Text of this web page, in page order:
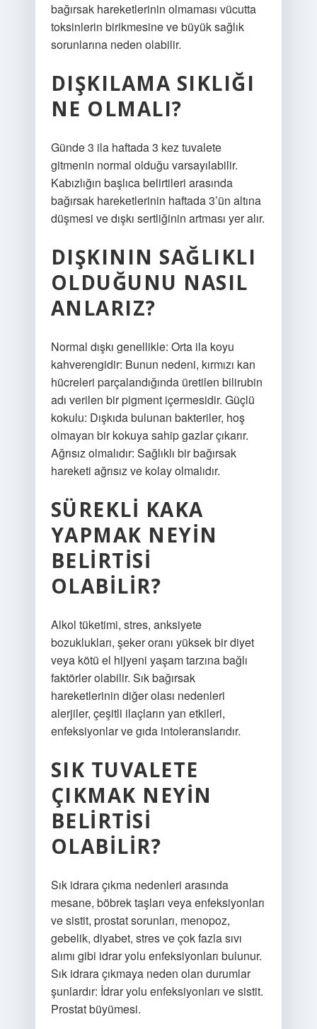
bağırsak hareketlerinin olmaması vücutta
toksinlerin birikmesine ve büyük sağlık
sorunlarına neden olabilir.
DIŞKILAMA SIKLIĞI
NE OLMALI?
Günde 3 ila haftada 3 kez tuvalete
gitmenin normal olduğu varsayılabilir.
Kabızlığın başlıca belirtileri arasında
bağırsak hareketlerinin haftada 3’ün altına
düşmesi ve dışkı sertliğinin artması yer alır.
DIŞKININ SAĞLIKLI
OLDUĞUNU NASIL
ANLARIZ?
Normal dışkı genellikle: Orta ila koyu
kahverengidir: Bunun nedeni, kırmızı kan
hücreleri parçalandığında üretilen bilirubin
adı verilen bir pigment içermesidir. Güçlü
kokulu: Dışkıda bulunan bakteriler, hoş
olmayan bir kokuya sahip gazlar çıkarır.
Ağrısız olmalıdır: Sağlıklı bir bağırsak
hareketi ağrısız ve kolay olmalıdır.
SÜREKLI KAKA
YAPMAK NEYIN
BELIRTISI
OLABILIR?
Alkol tüketimi, stres, anksiyete
bozuklukları, şeker oranı yüksek bir diyet
veya kötü el hijyeni yaşam tarzına bağlı
faktörler olabilir. Sık bağırsak
hareketlerinin diğer olası nedenleri
alerjiler, çeşitli ilaçların yan etkileri,
enfeksiyonlar ve gıda intoleranslarıdır.
SIK TUVALETE
ÇIKMAK NEYIN
BELIRTISI
OLABILIR?
Sık idrara çıkma nedenleri arasında
mesane, böbrek taşları veya enfeksiyonları
ve sistit, prostat sorunları, menopoz,
gebelik, diyabet, stres ve çok fazla sıvı
alımı gibi idrar yolu enfeksiyonları bulunur.
Sık idrara çıkmaya neden olan durumlar
şunlardır: İdrar yolu enfeksiyonları ve sistit.
Prostat büyümesi.